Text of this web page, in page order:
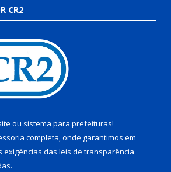
CR2
ou sistema para prefeituras!
completa, onde garantimos em
exigências das leis de transparência